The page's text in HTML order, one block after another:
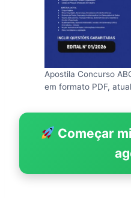
Apostila Concurso
em formato PDF,
Começar